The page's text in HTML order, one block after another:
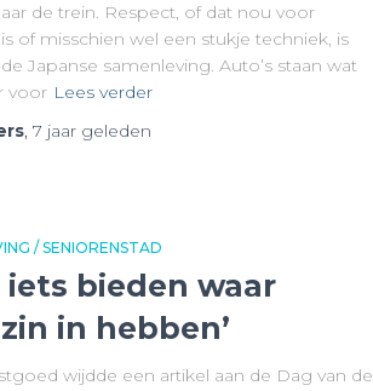
de trein. Respect, of dat nou voor
of misschien wel een stukje techniek, is
Japanse samenleving. Auto’s staan wat
voor Lees verder
, 7 jaar geleden
/ SENIORENSTAD
iets bieden waar
in hebben’
wijdde een artikel aan de Dag van de